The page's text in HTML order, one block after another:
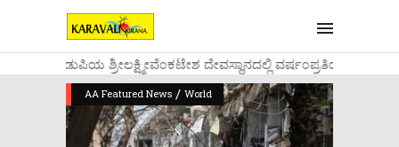
....ಉಡುಪಿಯ ಶ್ರೀಲಕ್ಷ್ಮೀವೆ೦ಕಟೇಶ ದೇವಸ್ಥಾನದಲ್ಲಿ ವರ್ಷ೦ಪ್ರತಿಯ
AA Featured News / World